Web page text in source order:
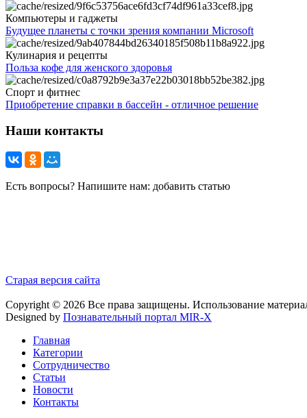
Компьютеры и гаджеты
Будущее планеты с точки зрения компании Microsoft
Кулинария и рецепты
Польза кофе для женского здоровья
Спорт и фитнес
Приобретение справки в бассейн - отличное решение
Наши контакты
Есть вопросы? Напишите нам: добавить статью
Старая версия сайта
Copyright © 2026 Все права защищены. Использование
Designed by Познавательный портал MIR-X
Главная
Категории
Сотрудничество
Статьи
Новости
Контакты